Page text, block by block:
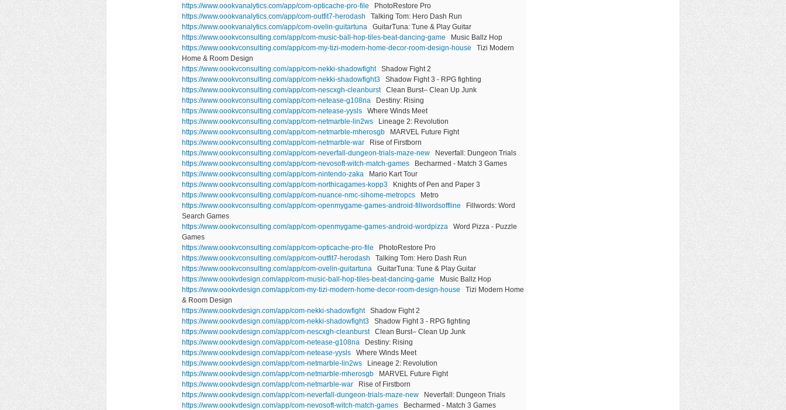
https://www.oookvanalytics.com/app/com-opticache-pro-file PhotoRestore Pro
https://www.oookvanalytics.com/app/com-outfit7-herodash Talking Tom: Hero Dash Run
https://www.oookvanalytics.com/app/com-ovelin-guitartuna GuitarTuna: Tune & Play Guitar
https://www.oookvconsulting.com/app/com-music-ball-hop-tiles-beat-dancing-game Music Ballz Hop
https://www.oookvconsulting.com/app/com-my-tizi-modern-home-decor-room-design-house Tizi Modern
Home & Room Design
https://www.oookvconsulting.com/app/com-nekki-shadowfightShadow Fight 2
https://www.oookvconsulting.com/app/com-nekki-shadowfight3 Shadow Fight 3 - RPG fighting
https://www.oookvconsulting.com/app/com-nescxgh-cleanburstClean Burst– Clean Up Junk
https://www.oookvconsulting.com/app/com-netease-g108na Destiny: Rising
https://www.oookvconsulting.com/app/com-netease-yysls Where Winds Meet
https://www.oookvconsulting.com/app/com-netmarble-lin2ws Lineage 2: Revolution
https://www.oookvconsulting.com/app/com-netmarble-mherosgb MARVEL Future Fight
https://www.oookvconsulting.com/app/com-netmarble-war Rise of Firstborn
https://www.oookvconsulting.com/app/com-neverfall-dungeon-trials-maze-new Neverfall: Dungeon Trials
https://www.oookvconsulting.com/app/com-nevosoft-witch-match-games Becharmed - Match 3 Games
https://www.oookvconsulting.com/app/com-nintendo-zaka Mario Kart Tour
https://www.oookvconsulting.com/app/com-northicagames-kopp3 Knights of Pen and Paper 3
https://www.oookvconsulting.com/app/com-nuance-nmc-sihome-metropcs Metro
https://www.oookvconsulting.com/app/com-openmygame-games-android-fillwordsoffline Fillwords: Word
Search Games
https://www.oookvconsulting.com/app/com-openmygame-games-android-wordpizza Word Pizza - Puzzle
Games
https://www.oookvconsulting.com/app/com-opticache-pro-file PhotoRestore Pro
https://www.oookvconsulting.com/app/com-outfit7-herodash Talking Tom: Hero Dash Run
https://www.oookvconsulting.com/app/com-ovelin-guitartuna GuitarTuna: Tune & Play Guitar
https://www.oookvdesign.com/app/com-music-ball-hop-tiles-beat-dancing-game Music Ballz Hop
https://www.oookvdesign.com/app/com-my-tizi-modern-home-decor-room-design-house Tizi Modern Home
& Room Design
https://www.oookvdesign.com/app/com-nekki-shadowfightShadow Fight 2
https://www.oookvdesign.com/app/com-nekki-shadowfight3 Shadow Fight 3 - RPG fighting
https://www.oookvdesign.com/app/com-nescxgh-cleanburstClean Burst– Clean Up Junk
https://www.oookvdesign.com/app/com-netease-g108na Destiny: Rising
https://www.oookvdesign.com/app/com-netease-yysls Where Winds Meet
https://www.oookvdesign.com/app/com-netmarble-lin2ws Lineage 2: Revolution
https://www.oookvdesign.com/app/com-netmarble-mherosgb MARVEL Future Fight
https://www.oookvdesign.com/app/com-netmarble-war Rise of Firstborn
https://www.oookvdesign.com/app/com-neverfall-dungeon-trials-maze-new Neverfall: Dungeon Trials
https://www.oookvdesign.com/app/com-nevosoft-witch-match-games Becharmed - Match 3 Games